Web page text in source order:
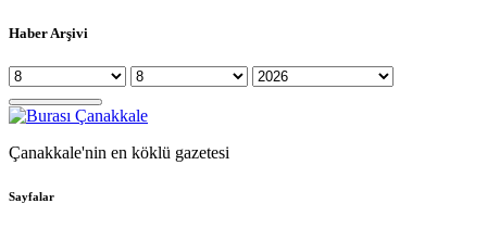
Haber Arşivi
Çanakkale'nin en köklü gazetesi
Sayfalar